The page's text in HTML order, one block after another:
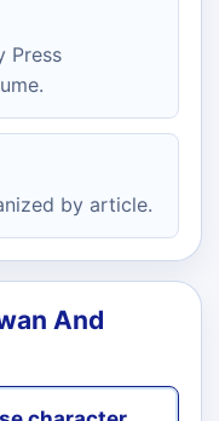
Press
by article.
And